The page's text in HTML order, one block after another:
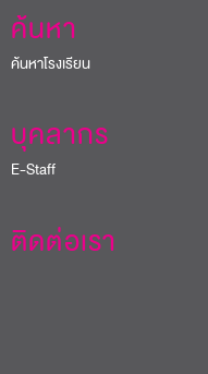
ค้นหา
ค้นหาโรงเรียน
บุคลากร
E-Staff
ติดต่อเรา